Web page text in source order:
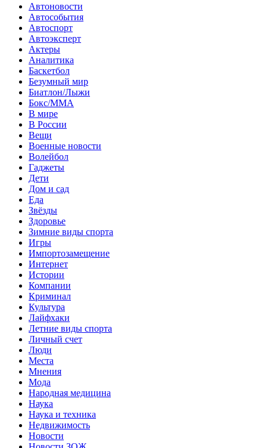
Автоновости
Автособытия
Автоспорт
Автоэксперт
Актеры
Аналитика
Баскетбол
Безумный мир
Биатлон/Лыжи
Бокс/MMA
В мире
В России
Вещи
Военные новости
Волейбол
Гаджеты
Дети
Дом и сад
Еда
Звёзды
Здоровье
Зимние виды спорта
Игры
Импортозамещение
Интернет
Истории
Компании
Криминал
Культура
Лайфхаки
Летние виды спорта
Личный счет
Люди
Места
Мнения
Мода
Народная медицина
Наука
Наука и техника
Недвижимость
Новости